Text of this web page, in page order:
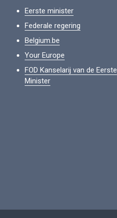
Eerste minister
Federale regering
Belgium.be
Your Europe
FOD Kanselarij van de Eerste
Minister